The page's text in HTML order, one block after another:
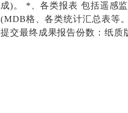
成)。 *、各类报表 包括遥感
(MDB格、各类统计汇总表等
提交最终成果报告份数：纸